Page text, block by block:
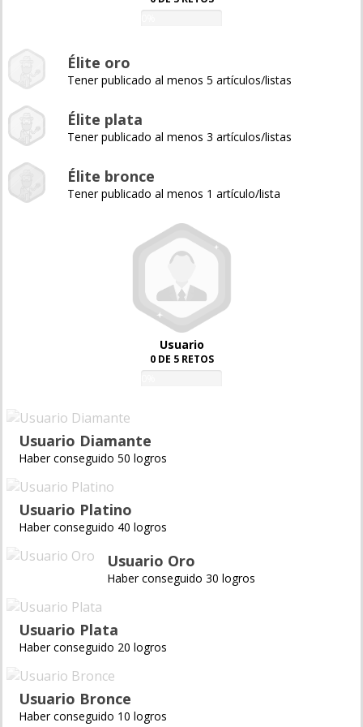
Élite oro
Tener publicado al menos 5 artículos/listas
Élite plata
Tener publicado al menos 3 artículos/listas
Élite bronce
Tener publicado al menos 1 artículo/lista
Usuario
0 DE 5 RETOS
Usuario Diamante
Haber conseguido 50 logros
Usuario Platino
Haber conseguido 40 logros
Usuario Oro
Haber conseguido 30 logros
Usuario Plata
Haber conseguido 20 logros
Usuario Bronce
Haber conseguido 10 logros